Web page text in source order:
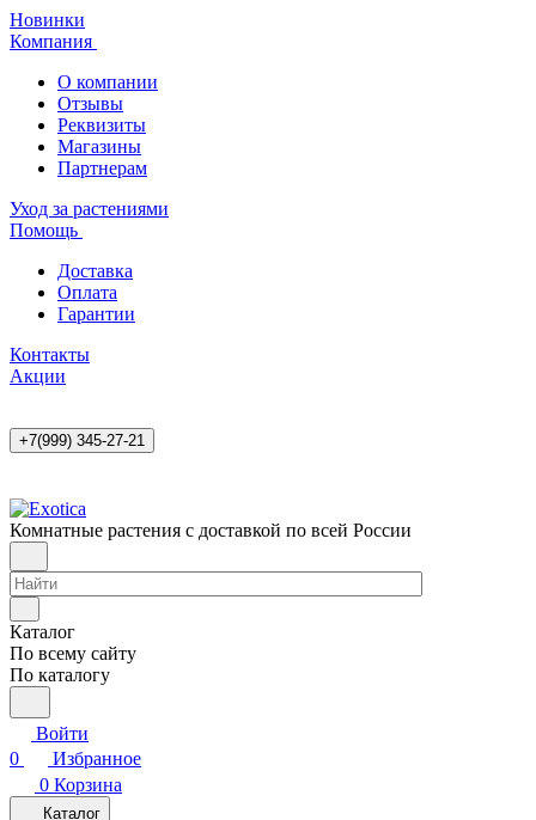
Новинки
Компания
О компании
Отзывы
Реквизиты
Магазины
Партнерам
Уход за растениями
Помощь
Доставка
Оплата
Гарантии
Контакты
Акции
+7(999) 345-27-21
Комнатные растения с доставкой по всей России
Каталог
По всему сайту
По каталогу
Войти
0
Избранное
0 Корзина
Каталог